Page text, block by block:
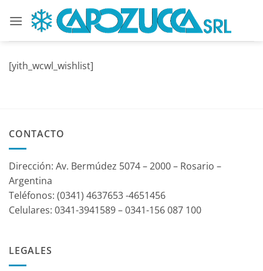
contenido
[yith_wcwl_wishlist]
CONTACTO
Dirección: Av. Bermúdez 5074 – 2000 – Rosario –
Argentina
Teléfonos: (0341) 4637653 -4651456
Celulares: 0341-3941589 – 0341-156 087 100
LEGALES